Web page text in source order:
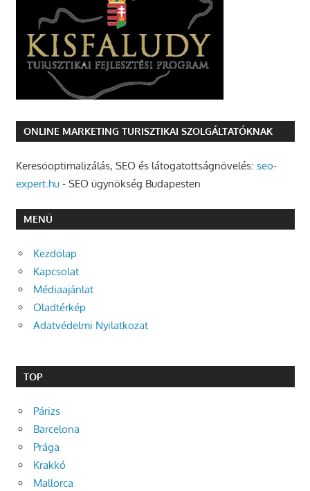
ONLINE MARKETING TURISZTIKAI SZOLGÁLTATÓKNAK
Keresőoptimalizálás, SEO és látogatottságnövelés: seo-
expert.hu- SEO ügynökség Budapesten
MENÜ
Kezdőlap
Kapcsolat
Médiaajánlat
Oladtérkép
Adatvédelmi Nyilatkozat
TOP
Párizs
Barcelona
Prága
Krakkó
Mallorca